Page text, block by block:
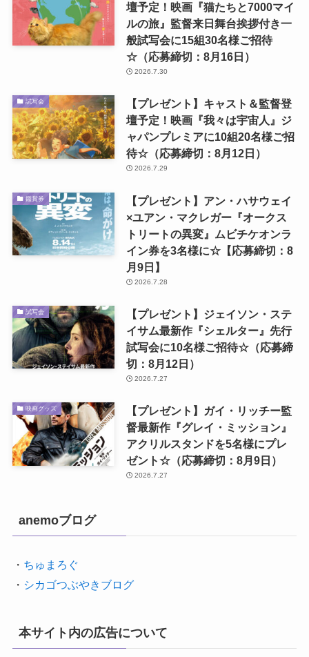
壇予定！映画『猫たちと7000マイ
ルの旅』監督来日舞台挨拶付き一
般試写会に15組30名様ご招待
☆（応募締切：8月16日）
2026.7.30
試写会
【プレゼント】キャスト＆監督登
壇予定！映画『我々は宇宙人』ジ
ャパンプレミアに10組20名様ご招
待☆（応募締切：8月12日）
2026.7.29
鑑賞券
【プレゼント】アン・ハサウェイ
×ユアン・マクレガー『オークス
トリートの異変』ムビチケオンラ
イン券を3名様に☆【応募締切：8
月9日】
2026.7.28
試写会
【プレゼント】ジェイソン・ステ
イサム最新作『シェルター』先行
試写会に10名様ご招待☆（応募締
切：8月12日）
2026.7.27
映画グッズ
【プレゼント】ガイ・リッチー監
督最新作『グレイ・ミッション』
アクリルスタンドを5名様にプレ
ゼント☆（応募締切：8月9日）
2026.7.27
anemoブログ
・ ちゅまろぐ
・ シカゴつぶやきブログ
本サイト内の広告について